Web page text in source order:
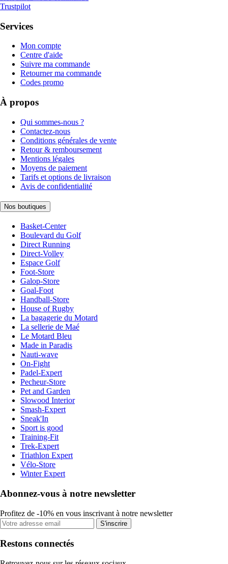
Trustpilot
Services
Mon compte
Centre d'aide
Suivre ma commande
Retourner ma commande
Codes promo
À propos
Qui sommes-nous ?
Contactez-nous
Conditions générales de vente
Retour & remboursement
Mentions légales
Moyens de paiement
Tarifs et options de livraison
Avis de confidentialité
Nos boutiques
Basket-Center
Boulevard du Golf
Direct Running
Direct-Volley
Espace Golf
Foot-Store
Galop-Store
Goal-Foot
Handball-Store
House of Rugby
La bagagerie du Motard
La sellerie de Maé
Le Motard Bleu
Made in Paradis
Nauti-wave
On-Fight
Padel-Expert
Pecheur-Store
Pet and Garden
Slowood Interior
Smash-Expert
Sneak'In
Sport is good
Training-Fit
Trek-Expert
Triathlon Expert
Vélo-Store
Winter Expert
Abonnez-vous à notre newsletter
Profitez de -10% en vous inscrivant à notre newsletter
S'inscrire
Restons connectés